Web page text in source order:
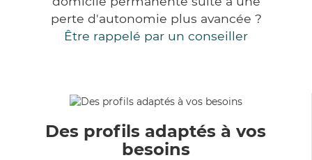
perte d'autonomie plus avancée ?
Être rappelé par un conseiller
Des profils adaptés à vos
besoins